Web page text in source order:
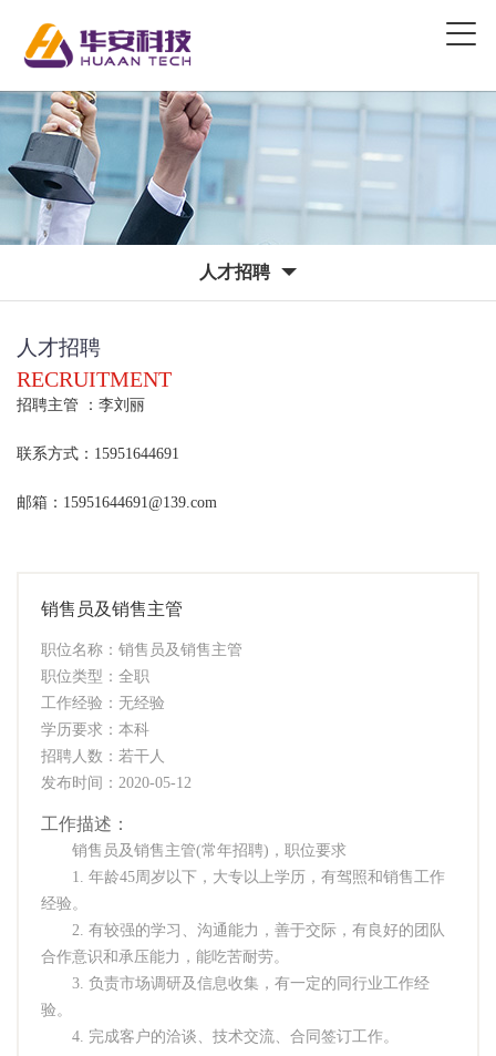
人才招聘
人才招聘
RECRUITMENT
招聘主管 ：李刘丽
联系方式：15951644691
邮箱：15951644691@139.com
销售员及销售主管
职位名称：销售员及销售主管
职位类型：全职
工作经验：无经验
学历要求：本科
招聘人数：若干人
发布时间：2020-05-12
工作描述：
销售员及销售主管(常年招聘)，职位要求
1. 年龄45周岁以下，大专以上学历，有驾照和销售工作
经验。
2. 有较强的学习、沟通能力，善于交际，有良好的团队
合作意识和承压能力，能吃苦耐劳。
3. 负责市场调研及信息收集，有一定的同行业工作经
验。
4. 完成客户的洽谈、技术交流、合同签订工作。